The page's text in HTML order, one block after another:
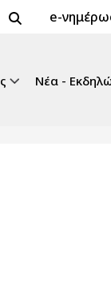
Header
e-
Νέα -